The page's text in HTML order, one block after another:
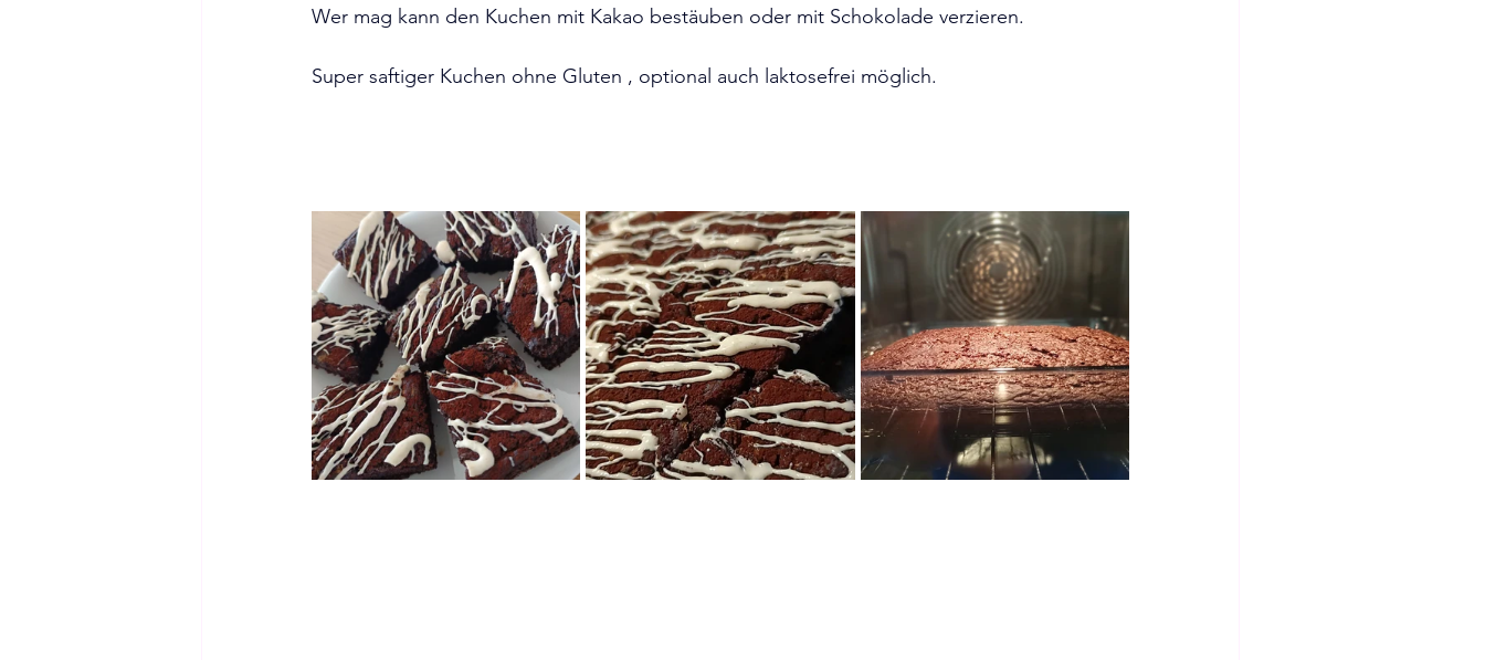
Wer mag kann den Kuchen mit Kakao bestäuben oder mit Schokolade verzieren.
Super saftiger Kuchen ohne Gluten , optional auch laktosefrei möglich.